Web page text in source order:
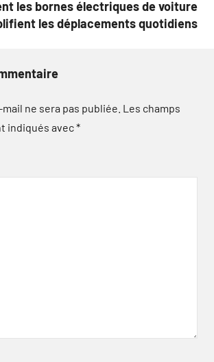
les bornes électriques de voiture
les déplacements quotidiens
ne sera pas publiée. Les champs
indiqués avec*